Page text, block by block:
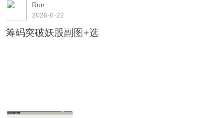
Run
2026-6-22
筹码突破妖股副图+选